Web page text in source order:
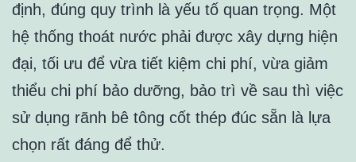
định, đúng quy trình là yếu tố quan trọng. Một
hệ thống thoát nước phải được xây dựng hiện
đại, tối ưu để vừa tiết kiệm chi phí, vừa giảm
thiểu chi phí bảo dưỡng, bảo trì về sau thì việc
sử dụng rãnh bê tông cốt thép đúc sẵn là lựa
chọn rất đáng để thử.